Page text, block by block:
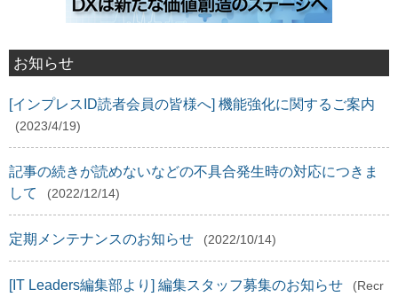
お知らせ
[インプレスID読者会員の皆様へ] 機能強化に関するご案内
(2023/4/19)
記事の続きが読めないなどの不具合発生時の対応につきま
して
(2022/12/14)
定期メンテナンスのお知らせ (2022/10/14)
[IT Leaders編集部より] 編集スタッフ募集のお知らせ
(Recr